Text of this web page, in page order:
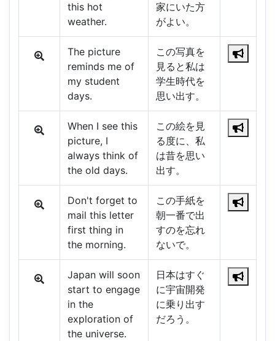
this hot
weather.
家にいた方
がよい。
The picture
reminds me of
my student
days.
この写真を
見ると私は
学生時代を
思い出す。
When I see this
picture, I
always think of
the old days.
この絵を見
る度に、私
は昔を思い
出す。
Don't forget to
mail this letter
first thing in
the morning.
この手紙を
朝一番で出
すのを忘れ
ないで。
Japan will soon
start to engage
in the
exploration of
the universe.
日本はすぐ
に宇宙開発
に乗り出す
だろう。